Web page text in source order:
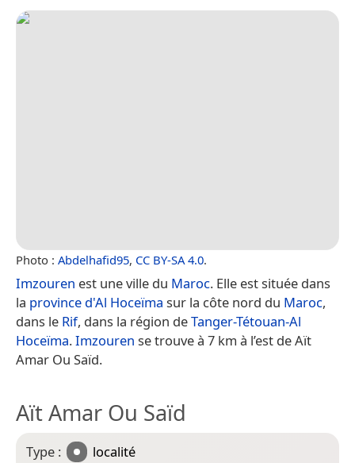
Photo : Abdelhafid95, CC BY-SA 4.0.
Imzouren est une ville du Maroc. Elle est située dans
la province d'Al Hoceïma sur la côte nord du Maroc,
dans le Rif, dans la région deTanger-Tétouan-Al
Hoceïma.Imzouren se trouve à 7 km à l’est de Aït
Amar Ou Saïd.
Aït Amar Ou Saïd
Type : localité